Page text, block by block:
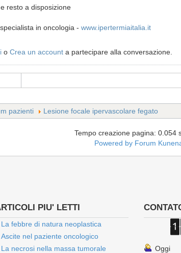
resto a disposizione
in oncologia - www.ipertermiaitalia.it
o Crea un account a partecipare alla conversazione.
pazienti Lesione focale ipervascolare fegato
Tempo creazione pagina: 0.054
Powered by Forum
PIU' LETTI
La febbre di natura neoplastica
Ascite nel paziente oncologico
La necrosi nella massa tumorale
Oggi